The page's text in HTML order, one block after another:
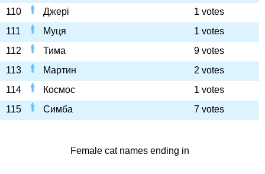
110
Джері
1 votes
111
Муця
1 votes
112
Тима
9 votes
113
Мартин
2 votes
114
Космос
1 votes
115
Симба 7 votes
Female cat names ending in